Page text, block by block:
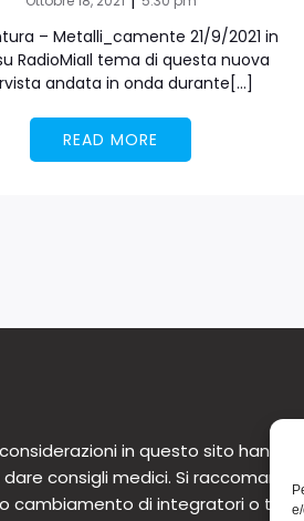
– Metalli_camente 21/9/2021 in
RadioMiaIl tema di questa nuova
andata in onda durante[…]
READ MORE
in questo sito
consigli medici. Si
cambiamento di integratori o